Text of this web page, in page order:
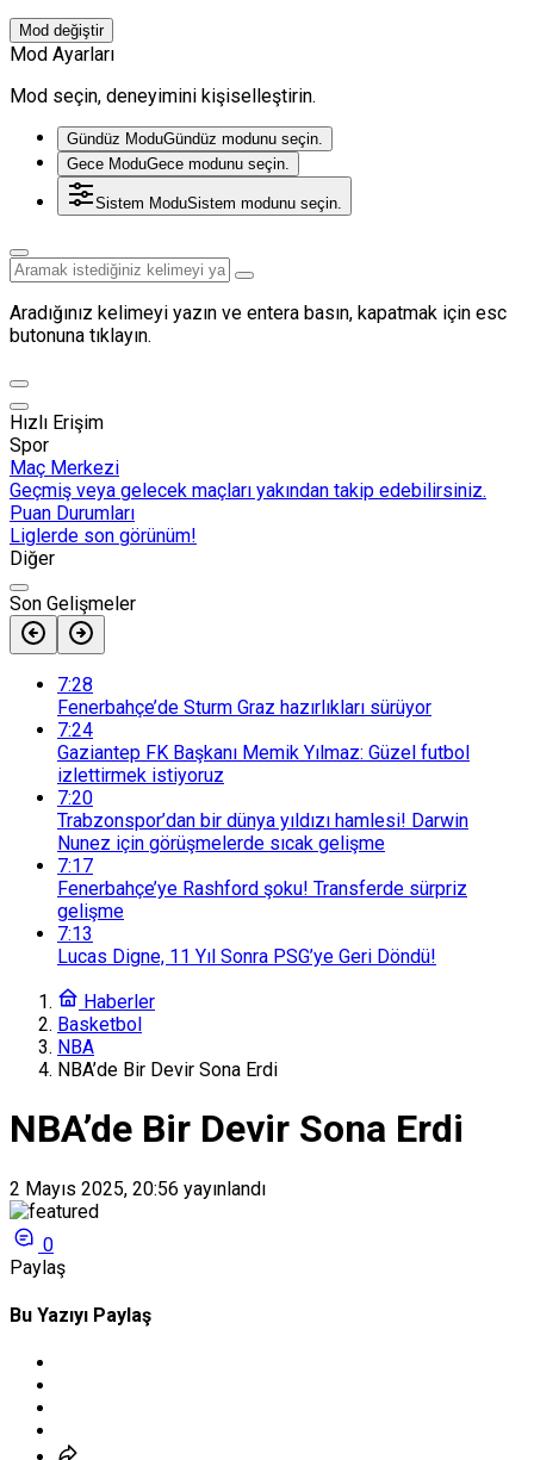
Mod değiştir
Mod Ayarları
Mod seçin, deneyimini kişiselleştirin.
Gündüz ModuGündüz modunu seçin.
Gece ModuGece modunu seçin.
Sistem ModuSistem modunu seçin.
Aradığınız kelimeyi yazın ve entera basın, kapatmak için esc
butonuna tıklayın.
Hızlı Erişim
Spor
Maç Merkezi
Geçmiş veya gelecek maçları yakından takip edebilirsiniz.
Puan Durumları
Liglerde son görünüm!
Diğer
Son Gelişmeler
7:28
Fenerbahçe’de Sturm Graz hazırlıkları sürüyor
7:24
Gaziantep FK Başkanı Memik Yılmaz: Güzel futbol
izlettirmek istiyoruz
7:20
Trabzonspor’dan bir dünya yıldızı hamlesi! Darwin
Nunez için görüşmelerde sıcak gelişme
7:17
Fenerbahçe’ye Rashford şoku! Transferde sürpriz
gelişme
7:13
Lucas Digne, 11 Yıl Sonra PSG’ye Geri Döndü!
Haberler
Basketbol
NBA
NBA’de Bir Devir Sona Erdi
NBA’de Bir Devir Sona Erdi
2 Mayıs 2025, 20:56 yayınlandı
0
Paylaş
Bu Yazıyı Paylaş